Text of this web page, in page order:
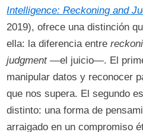
Intelligence: Reckoning and
2019), ofrece una distinción
ella: la diferencia entre
judgment—el juicio—. El
manipular datos y reconocer
que nos supera. El segundo
distinto: una forma de
arraigado en un compromiso